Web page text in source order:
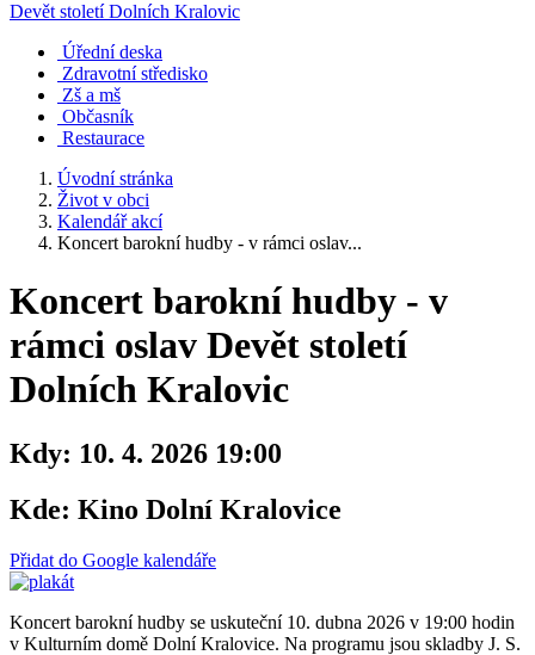
Devět století Dolních Kralovic
Úřední deska
Zdravotní středisko
Zš a mš
Občasník
Restaurace
Úvodní stránka
Život v obci
Kalendář akcí
Koncert barokní hudby - v rámci oslav...
Koncert barokní hudby - v
rámci oslav Devět století
Dolních Kralovic
Kdy: 10. 4. 2026 19:00
Kde: Kino Dolní Kralovice
Přidat do Google kalendáře
Koncert barokní hudby se uskuteční 10. dubna 2026 v 19:00 hodin
v Kulturním domě Dolní Kralovice. Na programu jsou skladby J. S.